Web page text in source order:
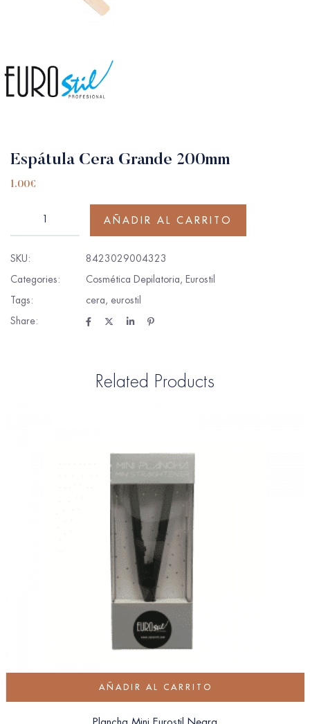
Espátula Cera Grande 200mm
1.00€
AÑADIR AL CARRITO
SKU:
8423029004323
Categories:
Cosmética Depilatoria, Eurostil
Tags:
cera, eurostil
Share:
Related Products
AÑADIR AL CARRITO
Plancha Mini Eurostil Negra